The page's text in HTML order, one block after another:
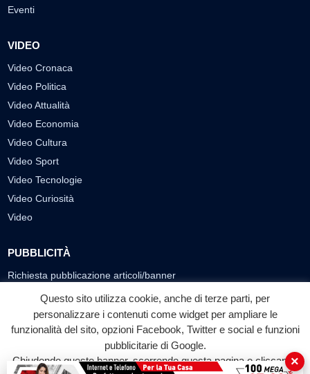
Eventi
VIDEO
Video Cronaca
Video Politica
Video Attualità
Video Economia
Video Cultura
Video Sport
Video Tecnologie
Video Curiosità
Video
PUBBLICITÀ
Richiesta pubblicazione articoli/banner
SEGUICI SUI SOCIAL
f
Facebook
◎ ▶
YouTube
Questo sito utilizza cookie, anche di terze parti, per
personalizzare i contenuti come widget per ampliare le
funzionalità del sito, opzioni Facebook, Twitter e social e funzioni
pubblicitarie di Google.
Chiudendo questo banner, scorrendo questa pagina o cliccando
×